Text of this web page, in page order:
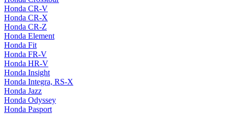
Honda CR-V
Honda CR-X
Honda CR-Z
Honda Element
Honda Fit
Honda FR-V
Honda HR-V
Honda Insight
Honda Integra, RS-X
Honda Jazz
Honda Odyssey
Honda Pasport